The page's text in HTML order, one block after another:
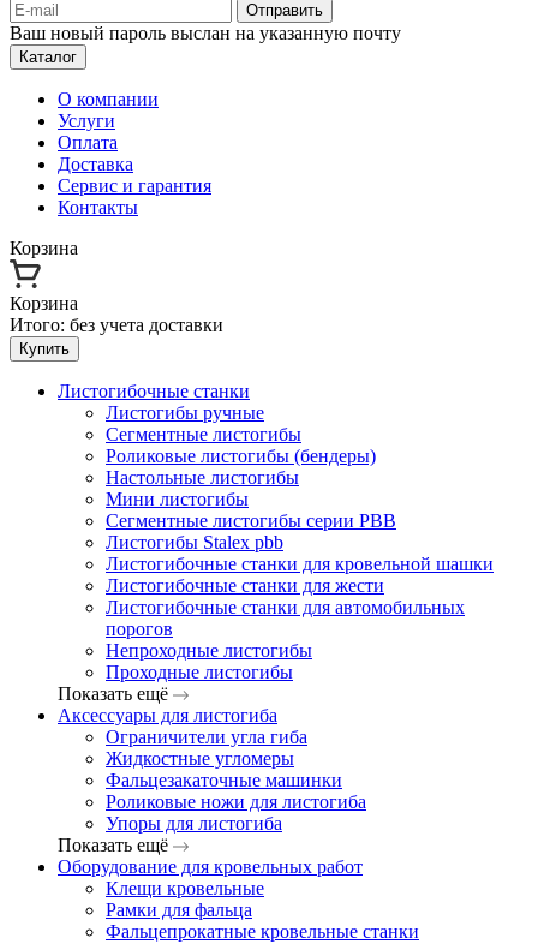
Отправить
Ваш новый пароль выслан на указанную почту
Каталог
О компании
Услуги
Оплата
Доставка
Сервис и гарантия
Контакты
Корзина
Корзина
Итого: без учета доставки
Купить
Листогибочные станки
Листогибы ручные
Сегментные листогибы
Роликовые листогибы (бендеры)
Настольные листогибы
Мини листогибы
Сегментные листогибы серии PBB
Листогибы Stalex pbb
Листогибочные станки для кровельной шашки
Листогибочные станки для жести
Листогибочные станки для автомобильных
порогов
Непроходные листогибы
Проходные листогибы
Показать ещё
Аксессуары для листогиба
Ограничители угла гиба
Жидкостные угломеры
Фальцезакаточные машинки
Роликовые ножи для листогиба
Упоры для листогиба
Показать ещё
Оборудование для кровельных работ
Клещи кровельные
Рамки для фальца
Фальцепрокатные кровельные станки